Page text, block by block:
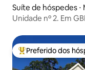
Suíte de hóspedes ⋅
Unidade nº 2. Em
Entre os melhores
Preferido dos